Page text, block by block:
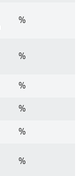
%
%
%
%
%
%